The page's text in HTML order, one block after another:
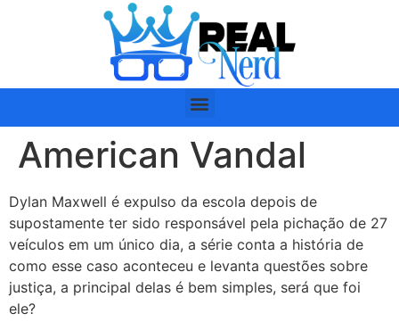
American Vandal
Dylan Maxwell é expulso da escola depois de
supostamente ter sido responsável pela pichação de 27
veículos em um único dia, a série conta a história de
como esse caso aconteceu e levanta questões sobre
justiça, a principal delas é bem simples, será que foi
ele?